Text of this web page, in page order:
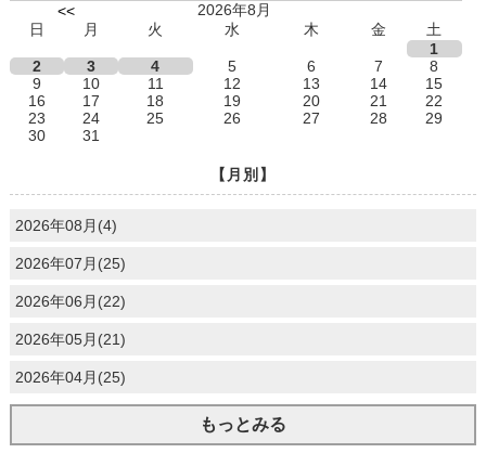
<<
2026年8月
日
月 火 水 木 金
土
1
2
3 4 5 6 7
8
9
10 11 12 13 14
15
16
17 18 19 20 21
22
23
24 25 26 27 28
29
30
31
【月別】
2026年08月(4)
2026年07月(25)
2026年06月(22)
2026年05月(21)
2026年04月(25)
もっとみる